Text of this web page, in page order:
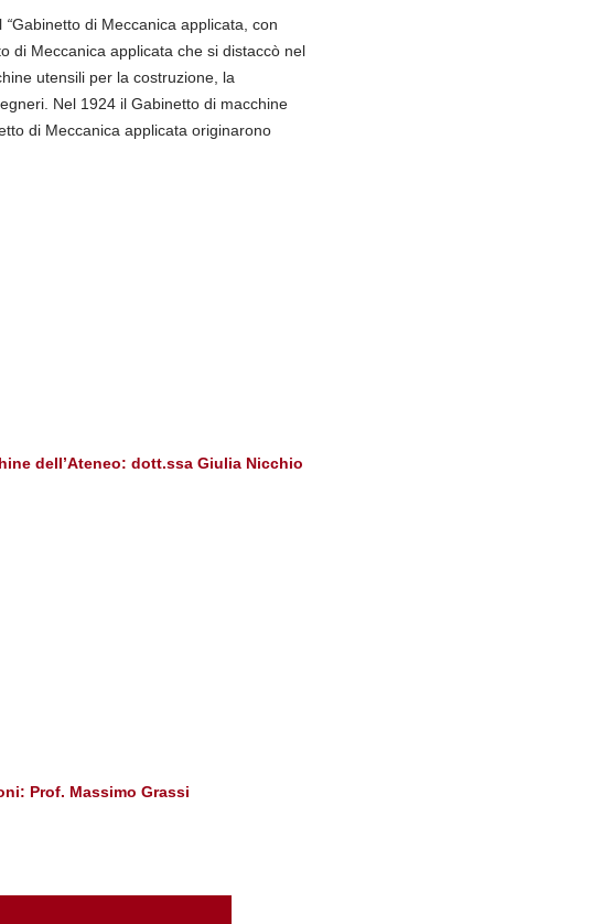
“Gabinetto di Meccanica applicata, con
di Meccanica applicata che si distaccò nel
utensili per la costruzione, la
Nel 1924 il Gabinetto di macchine
di Meccanica applicata originarono
dell’Ateneo: dott.ssa Giulia Nicchio
Prof. Massimo Grassi